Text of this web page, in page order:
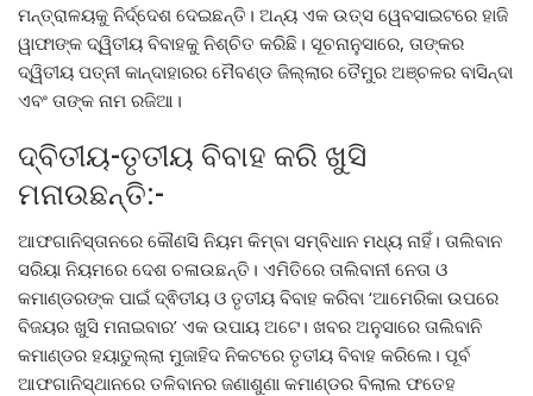
ମନ୍ତ୍ରାଳୟକୁ ନିର୍ଦ୍ଦେଶ ଦେଇଛନ୍ତି। ଅନ୍ୟ ଏକ ଉତ୍ସ ୱେବସାଇଟରେ ହାଜି
ୱାଫାଙ୍କ ଦ୍ୱିତୀୟ ବିବାହକୁ ନିଶ୍ଚିତ କରିଛି। ସୂଚନାନୁସାରେ, ତାଙ୍କର
ଦ୍ୱିତୀୟ ପତ୍ନୀ କାନ୍ଦାହାରର ମୈବଣ୍ଡ ଜିଲ୍ଲାର ତୈମୁର ଅଞ୍ଚଳର ବାସିନ୍ଦା
ଏବଂ ତାଙ୍କ ନାମ ରଜିଆ।
ଦ୍ବିତୀୟ-ତୃତୀୟ ବିବାହ କରି ଖୁସି
ମନାଉଛନ୍ତି:-
ଆଫଗାନିସ୍ତାନରେ କୌଣସି ନିୟମ କିମ୍ବା ସମ୍ବିଧାନ ମଧ୍ୟ ନାହିଁ। ତାଲିବାନ
ସରିୟା ନିୟମରେ ଦେଶ ଚଳାଉଛନ୍ତି। ଏମିତିରେ ତାଲିବାନୀ ନେତା ଓ
କମାଣ୍ଡରଙ୍କ ପାଇଁ ଦ୍ଵିତୀୟ ଓ ତୃତୀୟ ବିବାହ କରିବା ‘ଆମେରିକା ଉପରେ
ବିଜୟର ଖୁସି ମନାଇବାର’ ଏକ ଉପାୟ ଅଟେ। ଖବର ଅନୁସାରେ ତାଲିବାନି
କମାଣ୍ଡର ହୟାତୁଲ୍ଲା ମୁଜାହିଦ ନିକଟରେ ତୃତୀୟ ବିବାହ କରିଲେ। ପୂର୍ବ
ଆଫଗାନିସ୍ଥାନରେ ତଳିବାନର ଜଣାଶୁଣା କମାଣ୍ଡର ବିଲାଲ ଫତେହ